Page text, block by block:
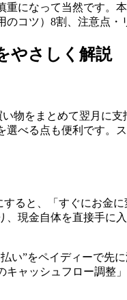
になって当然です
コツ）8割、注意点
やさしく解説
物をまとめて翌月に
べる点も便利です
ると、「すぐにお
現金自体を直接手
い”をペイディーで
ャッシュフロー調整